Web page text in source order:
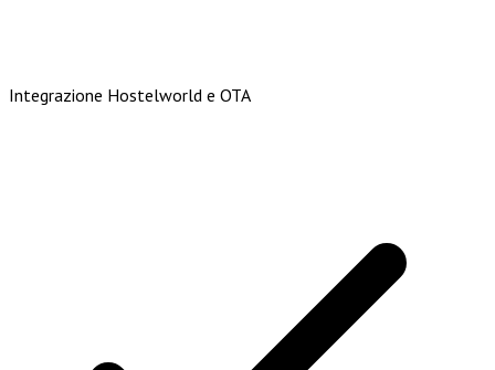
Integrazione Hostelworld e OTA